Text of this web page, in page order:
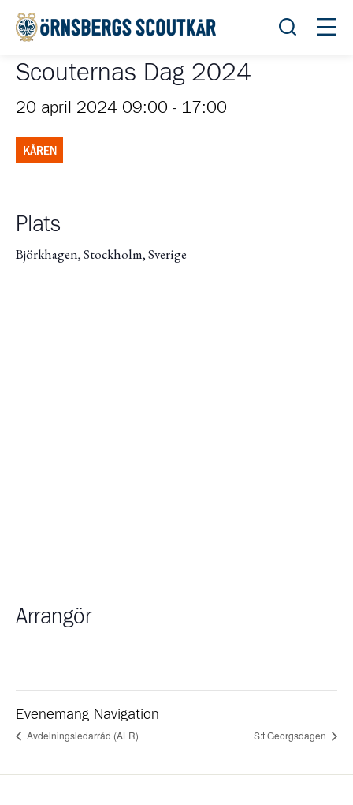
Öppna
Scouternas Dag 2024
20 april 2024 09:00 - 17:00
KÅREN
Plats
Björkhagen, Stockholm, Sverige
Arrangör
Evenemang Navigation
Avdelningsledarråd (ALR) S:t Georgsdagen